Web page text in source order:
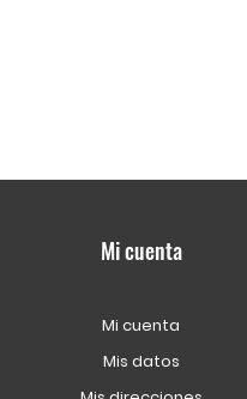
Mi cuenta
Mi cuenta
Mis datos